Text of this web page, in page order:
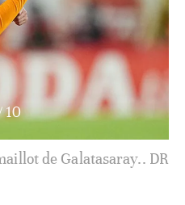
10
contre Pendikspor. DR